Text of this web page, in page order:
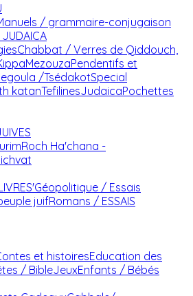
/ grammaire-conjugaison
JUDAICA
Chabbat / Verres de Qiddouch,
MezouzaPendentifs et
/TsédakotSpecial
katanTefilinesJudaicaPochettes
Roch Ha'chana -
Géopolitique / Essais
juifRomans / ESSAIS
et histoiresEducation des
/ BibleJeuxEnfants / Bébés